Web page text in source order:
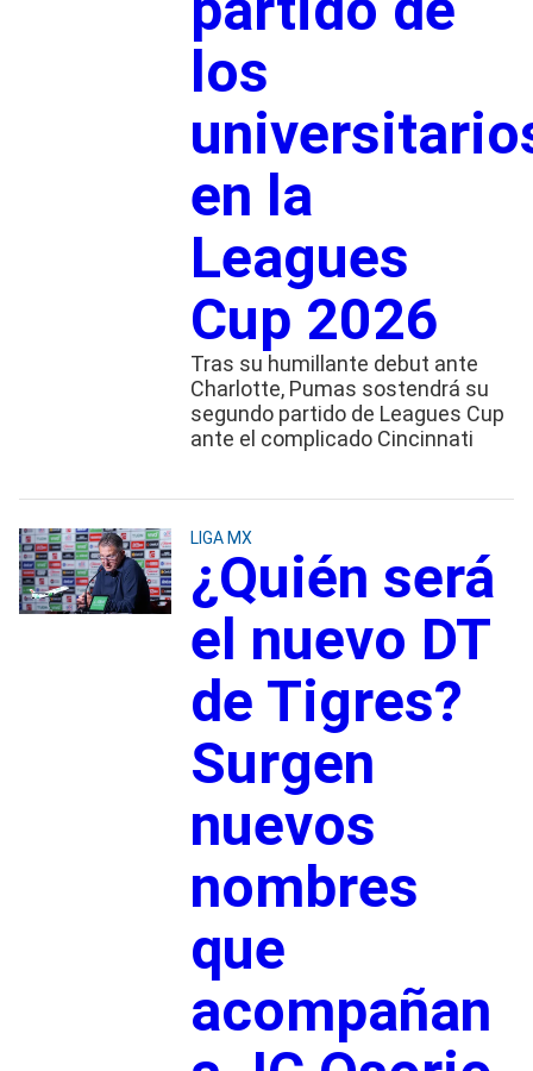
los
en la
Leagues
Cup 2026
Tras su humillante debut ante
Charlotte, Pumas sostendrá su
segundo partido de Leagues Cup
ante el complicado Cincinnati
LIGA MX
¿Quién será
el nuevo DT
de Tigres?
Surgen
nuevos
nombres
que
acompañan